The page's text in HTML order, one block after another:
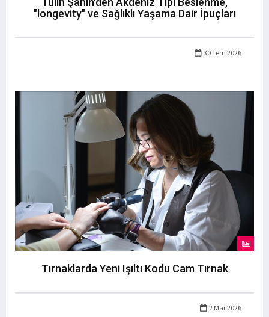
"longevity" ve Sağlıklı Yaşama Dair İpuçları
30 Tem 2026
Tırnaklarda Yeni Işıltı Kodu Cam Tırnak
2 Mar 2026